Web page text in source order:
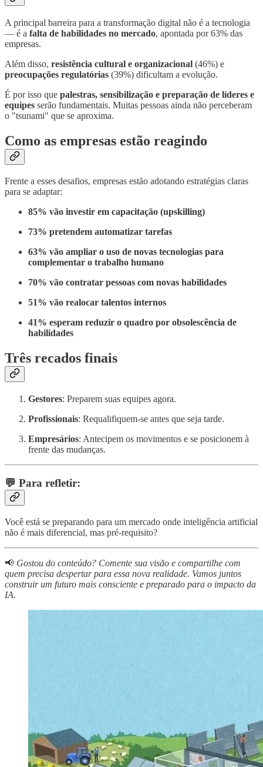
A principal barreira para a transformação digital não é a tecnologia
— é a falta de habilidades no mercado, apontada por 63% das
empresas.
Além disso, resistência cultural e organizacional (46%) e
preocupações regulatórias (39%) dificultam a evolução.
É por isso que palestras, sensibilização e preparação de líderes e
equipes serão fundamentais. Muitas pessoas ainda não perceberam
o "tsunami" que se aproxima.
Como as empresas estão reagindo
Frente a esses desafios, empresas estão adotando estratégias claras
para se adaptar:
85% vão investir em capacitação (upskilling)
73% pretendem automatizar tarefas
63% vão ampliar o uso de novas tecnologias para
complementar o trabalho humano
70% vão contratar pessoas com novas habilidades
51% vão realocar talentos internos
41% esperam reduzir o quadro por obsolescência de
habilidades
Três recados finais
Gestores: Preparem suas equipes agora.
Profissionais: Requalifiquem-se antes que seja tarde.
Empresários: Antecipem os movimentos e se posicionem à
frente das mudanças.
💬 Para refletir:
Você está se preparando para um mercado onde inteligência artificial
não é mais diferencial, mas pré-requisito?
📢 Gostou do conteúdo? Comente sua visão e compartilhe com
quem precisa despertar para essa nova realidade. Vamos juntos
construir um futuro mais consciente e preparado para o impacto da
IA.